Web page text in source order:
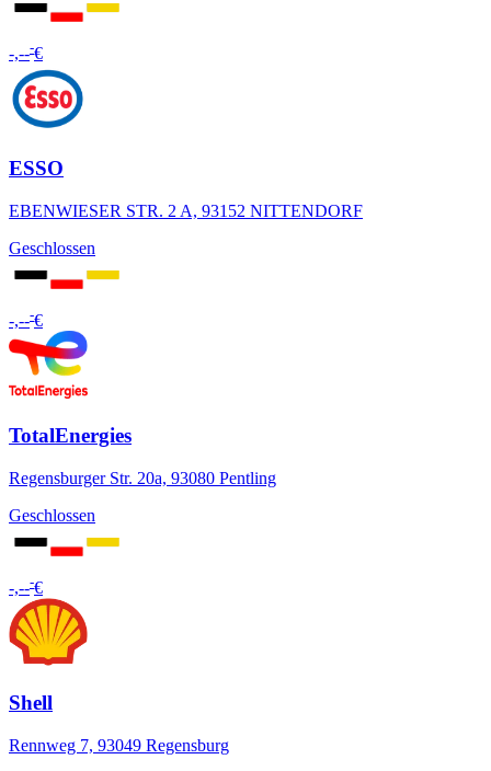
-,---€
ESSO
EBENWIESER STR. 2 A, 93152 NITTENDORF
Geschlossen
-,---€
TotalEnergies
Regensburger Str. 20a, 93080 Pentling
Geschlossen
-,---€
Shell
Rennweg 7, 93049 Regensburg